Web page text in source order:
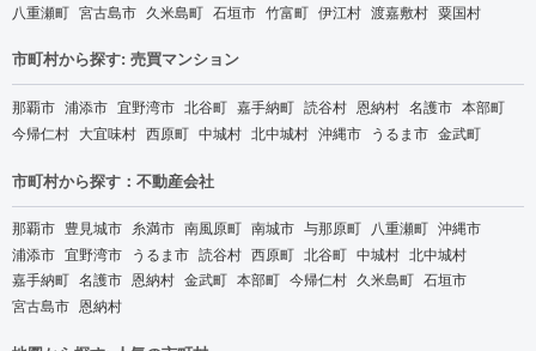
八重瀬町 宮古島市 久米島町 石垣市 竹富町 伊江村 渡嘉敷村 粟国村
市町村から探す: 売買マンション
那覇市 浦添市 宜野湾市 北谷町 嘉手納町 読谷村 恩納村 名護市 本部町
今帰仁村 大宜味村 西原町 中城村 北中城村 沖縄市 うるま市 金武町
市町村から探す：不動産会社
那覇市 豊見城市 糸満市 南風原町 南城市 与那原町 八重瀬町 沖縄市
浦添市 宜野湾市 うるま市 読谷村 西原町 北谷町 中城村 北中城村
嘉手納町 名護市 恩納村 金武町 本部町 今帰仁村 久米島町 石垣市
宮古島市 恩納村